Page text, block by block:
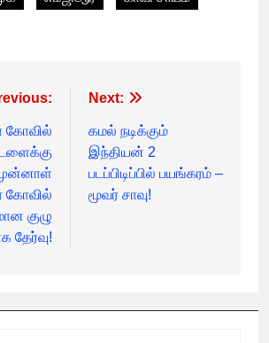
கோவில்
கோவில்
குழு
தேர்வு!
Next:
கமல் நடிக்கும்
இந்தியன் 2
படப்பிடிப்பில் பயங்கரம் –
மூவர் சாவு!